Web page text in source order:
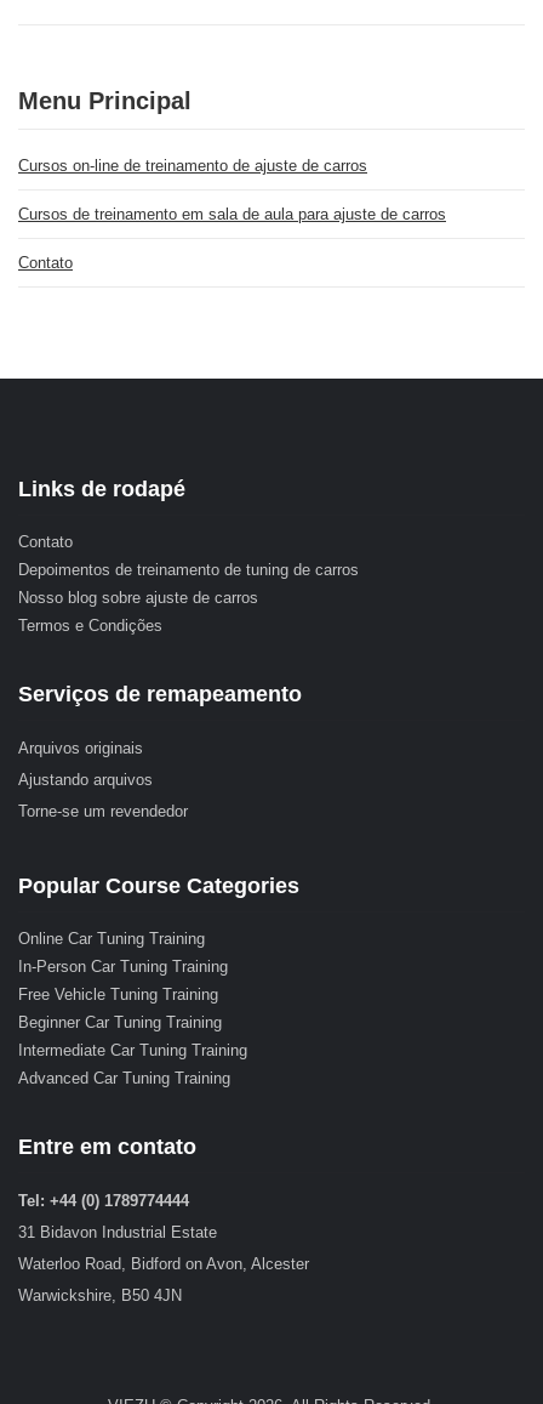
Menu Principal
Cursos on-line de treinamento de ajuste de carros
Cursos de treinamento em sala de aula para ajuste de carros
Contato
Links de rodapé
Contato
Depoimentos de treinamento de tuning de carros
Nosso blog sobre ajuste de carros
Termos e Condições
Serviços de remapeamento
Arquivos originais
Ajustando arquivos
Torne-se um revendedor
Popular Course Categories
Online Car Tuning Training
In-Person Car Tuning Training
Free Vehicle Tuning Training
Beginner Car Tuning Training
Intermediate Car Tuning Training
Advanced Car Tuning Training
Entre em contato
Tel: +44 (0) 1789774444
31 Bidavon Industrial Estate
Waterloo Road, Bidford on Avon, Alcester
Warwickshire, B50 4JN